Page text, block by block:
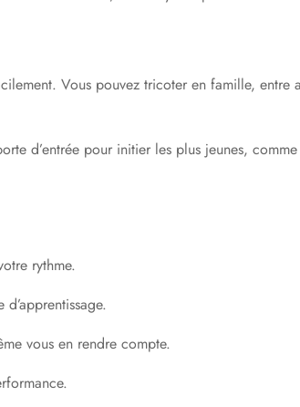
Vous pouvez tricoter en famille, entre
d’entrée pour initier les plus jeunes,
rythme.
vous en rendre compte.